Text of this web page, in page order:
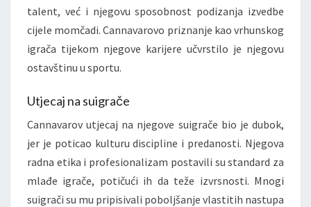
talent, već i njegovu sposobnost podizanja izvedbe
cijele momčadi. Cannavarovo priznanje kao vrhunskog
igrača tijekom njegove karijere učvrstilo je njegovu
ostavštinu u sportu.
Utjecaj na suigrače
Cannavarov utjecaj na njegove suigrače bio je dubok,
jer je poticao kulturu discipline i predanosti. Njegova
radna etika i profesionalizam postavili su standard za
mlađe igrače, potičući ih da teže izvrsnosti. Mnogi
suigrači su mu pripisivali poboljšanje vlastitih nastupa